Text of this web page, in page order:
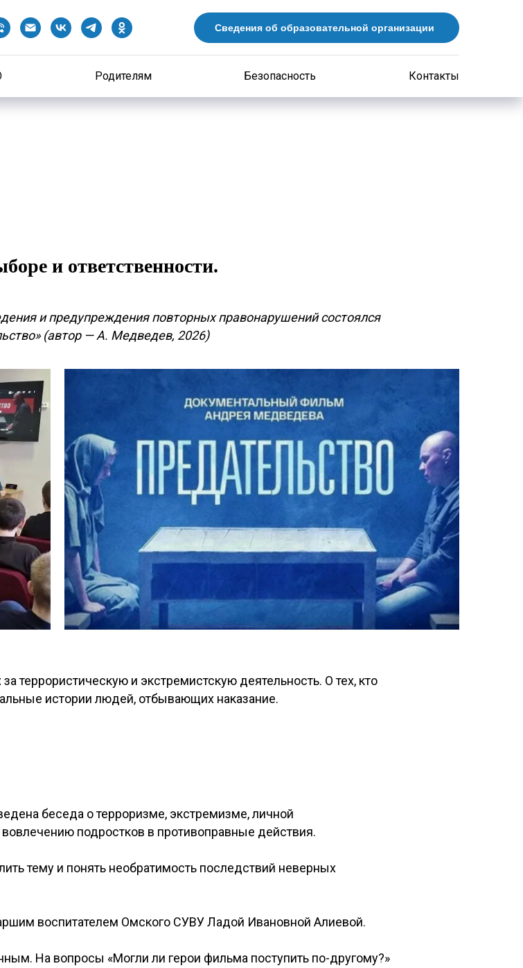
Сведения об образовательной организации
Родителям Безопасность Контакты
и ответственности.
и предупреждения повторных правонарушений состоялся
(автор — А. Медведев, 2026)
террористическую и экстремистскую деятельность. О тех, кто
истории людей, отбывающих наказание.
беседа о терроризме, экстремизме, личной
подростков в противоправные действия.
тему и понять необратимость последствий неверных
воспитателем Омского СУВУ Ладой Ивановной Алиевой.
На вопросы «Могли ли герои фильма поступить по-другому?»